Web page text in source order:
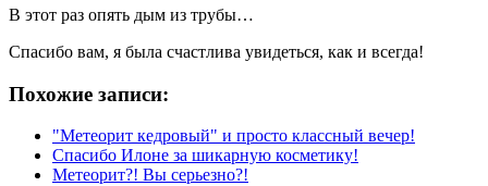
В этот раз опять дым из трубы…
Спасибо вам, я была счастлива увидеться, как и всегда!
Похожие записи:
"Метеорит кедровый" и просто классный вечер!
Спасибо Илоне за шикарную косметику!
Метеорит?! Вы серьезно?!